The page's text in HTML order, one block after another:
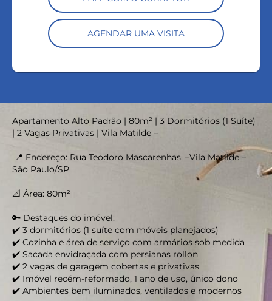
AGENDAR UMA VISITA
Apartamento Alto Padrão | 80m² | 3 Dormitórios (1 Suíte)
| 2 Vagas Privativas | Vila Matilde –
📍 Endereço: Rua Teodoro Mascarenhas, –Vila Matilde –
São Paulo/SP
📐 Área: 80m²
🔑 Destaques do imóvel:
✔️ 3 dormitórios (1 suíte com móveis planejados)
✔️ Cozinha e área de serviço com armários sob medida
✔️ Sacada envidraçada com persianas rollon
✔️ 2 vagas de garagem cobertas e privativas
✔️ Imóvel recém-reformado, 1 ano de uso, único dono
✔️ Ambientes bem iluminados, ventilados e modernos